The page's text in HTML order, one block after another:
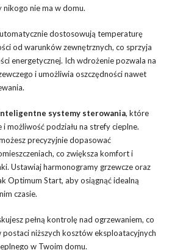
nikogo nie ma w domu.
dostosowują temperaturę
od warunków zewnętrznych, co sprzyja
energetycznej. Ich wdrożenie pozwala na
i umożliwia oszczędności nawet
systemy sterowania, które
możliwość podziału na strefy cieplne.
precyzyjnie dopasować
co zwiększa komfort i
Ustawiaj harmonogramy grzewcze oraz
Optimum Start, aby osiągnąć idealną
czasie.
pełną kontrolę nad ogrzewaniem, co
niższych kosztów eksploatacyjnych
w Twoim domu.